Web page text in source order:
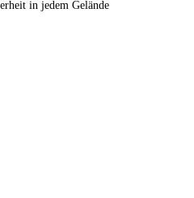
in jedem Gelände